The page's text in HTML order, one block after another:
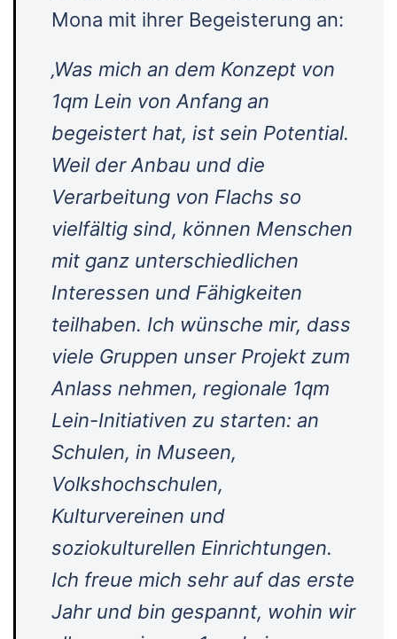
Mona mit ihrer Begeisterung an:
‚Was mich an dem Konzept von
1qm Lein von Anfang an
begeistert hat, ist sein Potential.
Weil der Anbau und die
Verarbeitung von Flachs so
vielfältig sind, können Menschen
mit ganz unterschiedlichen
Interessen und Fähigkeiten
teilhaben. Ich wünsche mir, dass
viele Gruppen unser Projekt zum
Anlass nehmen, regionale 1qm
Lein-Initiativen zu starten: an
Schulen, in Museen,
Volkshochschulen,
Kulturvereinen und
soziokulturellen Einrichtungen.
Ich freue mich sehr auf das erste
Jahr und bin gespannt, wohin wir